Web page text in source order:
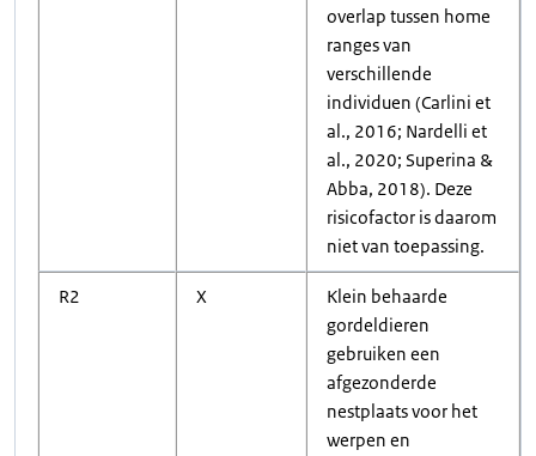
overlap tussen home
ranges van
verschillende
individuen (Carlini et
al., 2016; Nardelli et
al., 2020; Superina &
Abba, 2018). Deze
risicofactor is daarom
niet van toepassing.
R2 X
Klein behaarde
gordeldieren
gebruiken een
afgezonderde
nestplaats voor het
werpen en